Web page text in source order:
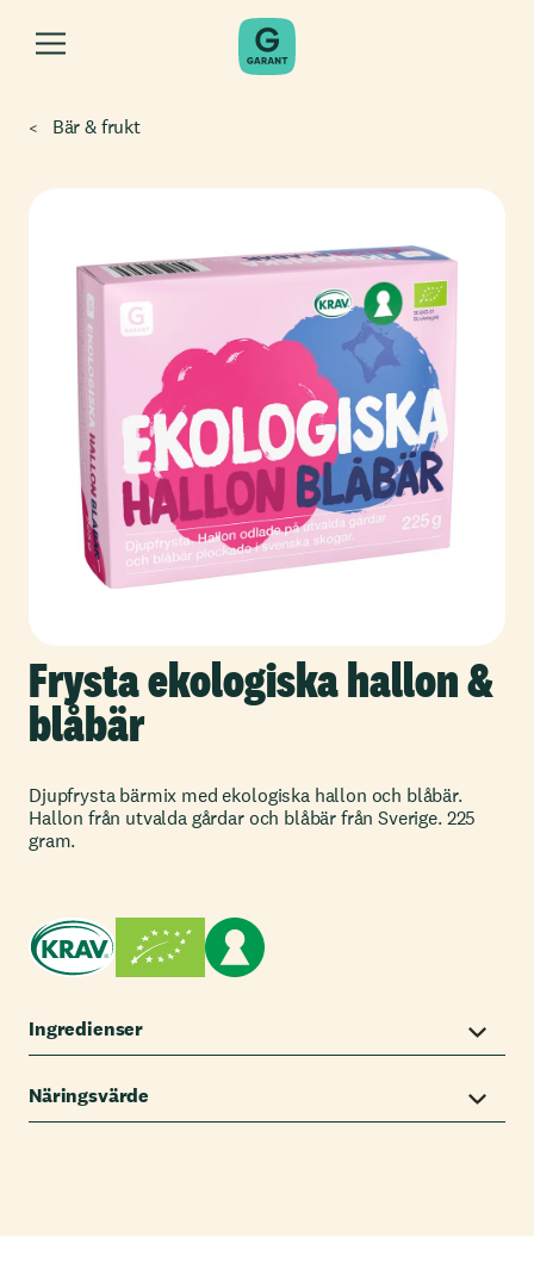
Bär & frukt
Frysta ekologiska hallon &
blåbär
Djupfrysta bärmix med ekologiska hallon och blåbär.
Hallon från utvalda gårdar och blåbär från Sverige. 225
gram.
Ingredienser
Näringsvärde